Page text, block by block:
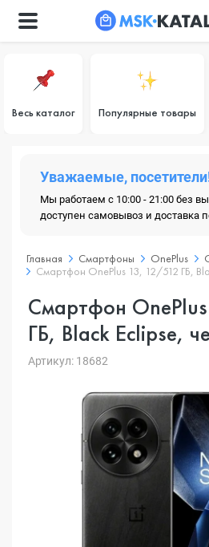
Весь каталог Популярные товары
Уважаемые,
Мы работаем с 10:00 - 21:00 без
доступен самовывоз и доставка
Главная Смартфоны OnePlus
Смартфон OnePlus 13, 12/512 ГБ,
Смартфон
ГБ, Black Eclipse,
Артикул: 18682